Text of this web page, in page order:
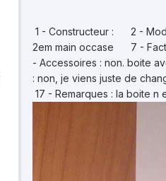
1 - Constructeur : 2 -
2em main occase 7 -
- Accessoires : non. boite
: non, je viens juste de
17 - Remarques : la boite